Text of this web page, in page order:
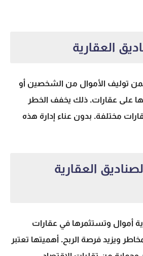
العقارية
توليف الأموال من الشخصين أو
على عقارات. ذلك يخفف الخطر
مختلفة. بدون عناء إدارة هذه
العقارية
أموال وتستثمرها في عقارات
ويزيد فرصة الربح. أهميتها تعتبر